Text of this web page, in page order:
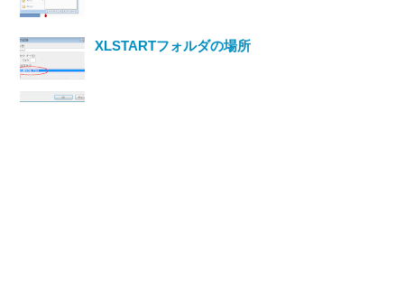
XLSTARTフォルダの場所